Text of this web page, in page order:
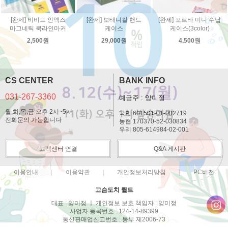
[완제] 비비드 인덱스
마그네틱 북라인마커
2,500원
[완제] 보태니컬 핸드
케이스
29,000원
[완제] 포르타 미니 수납
케이스(3color)
4,500원
CS CENTER
031-267-3360
월,화,목,금 오후 2시~5시
전화문의 가능합니다
BANK INFO
예금주 : 양미정
국민 601501-01-002719
농협 170370-52-030834
우리 805-614984-02-001
고객센터 연결 Q&A 게시판
이용안내 이용약관 개인정보처리방침 PC버전
고슴도치 퀼트
대표 : 양미정 ㅣ 개인정보 보호 책임자 : 양미정
사업자 등록번호 : 124-14-89399
통신판매업신고번호 : 동부 제2006-73